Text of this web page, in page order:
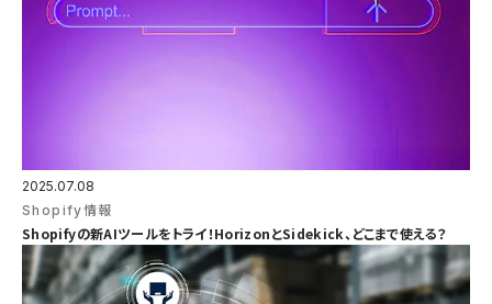
2025.07.08
Shopify情報
Shopifyの新AIツールをトライ！HorizonとSidekick、どこまで使える？